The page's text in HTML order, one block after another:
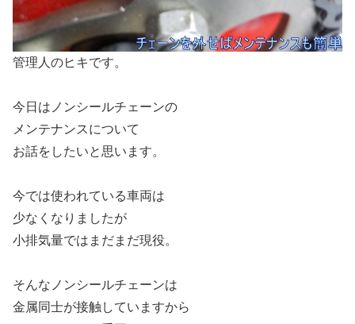
管理人のヒキです。
今日はノンシールチェーンの
メンテナンスについて
お話をしたいと思います。
今では使われている車両は
少なくなりましたが
小排気量ではまだまだ現役。
そんなノンシールチェーンは
金属同士が接触していますから